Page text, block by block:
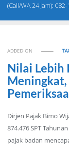
(Call/WA 24 Jam):
ADDED ON
Nilai Lebih
Meningkat,
Dirjen Pajak Bimo
874.476 SPT
pajak badan